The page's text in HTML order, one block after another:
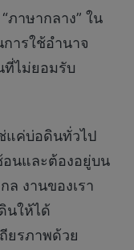
ภาษากลาง” ใน
ารใช้อำนาจ
ที่ไม่ยอมรับ
แค่บ่อดินทั่วไป
อนและต้องอยู่บน
งานของเรา
นให้ได้
ยรภาพด้วย